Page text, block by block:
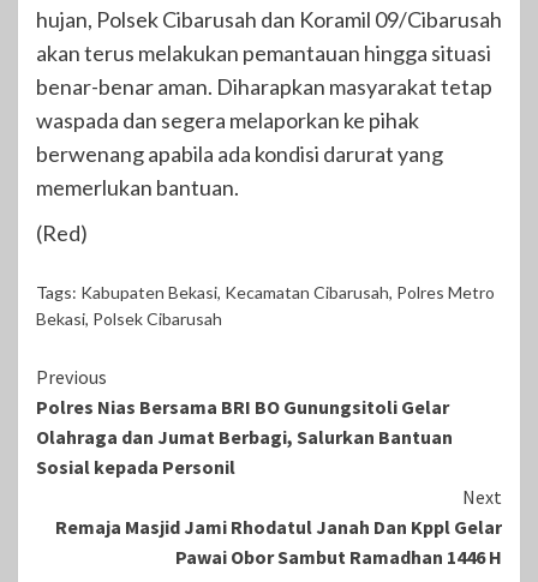
hujan, Polsek Cibarusah dan Koramil 09/Cibarusah
akan terus melakukan pemantauan hingga situasi
benar-benar aman. Diharapkan masyarakat tetap
waspada dan segera melaporkan ke pihak
berwenang apabila ada kondisi darurat yang
memerlukan bantuan.
(Red)
Tags: Kabupaten Bekasi, Kecamatan Cibarusah, Polres Metro
Bekasi, Polsek Cibarusah
Continue
Reading
Previous
Polres Nias Bersama BRI BO Gunungsitoli Gelar
Olahraga dan Jumat Berbagi, Salurkan Bantuan
Sosial kepada Personil
Next
Remaja Masjid Jami Rhodatul Janah Dan Kppl Gelar
Pawai Obor Sambut Ramadhan 1446 H